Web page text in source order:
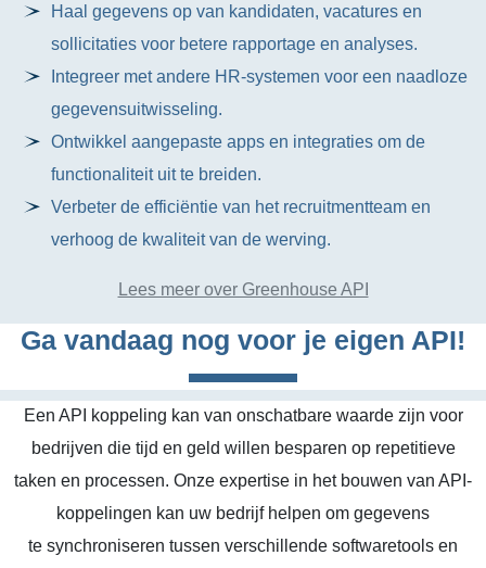
Haal gegevens op van kandidaten, vacatures en
sollicitaties voor betere rapportage en analyses.
Integreer met andere HR-systemen voor een naadloze
gegevensuitwisseling.
Ontwikkel aangepaste apps en integraties om de
functionaliteit uit te breiden.
Verbeter de efficiëntie van het recruitmentteam en
verhoog de kwaliteit van de werving.
Lees meer over Greenhouse API
Ga vandaag nog voor je eigen API!
Een API koppeling kan van onschatbare waarde zijn voor
bedrijven die tijd en geld willen besparen op repetitieve
taken en processen. Onze expertise in het bouwen van API-
koppelingen kan uw bedrijf helpen om gegevens
te synchroniseren tussen verschillende softwaretools en